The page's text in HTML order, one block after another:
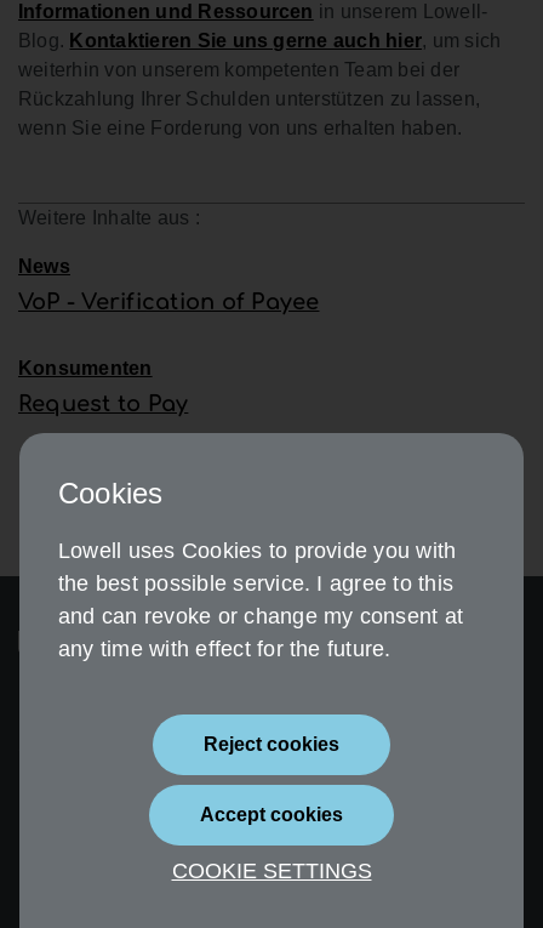
Informationen und Ressourcen in unserem Lowell-
Blog. Kontaktieren Sie uns gerne auch hier, um sich
weiterhin von unserem kompetenten Team bei der
Rückzahlung Ihrer Schulden unterstützen zu lassen,
wenn Sie eine Forderung von uns erhalten haben.
Weitere Inhalte aus :
News
VoP - Verification of Payee
Konsumenten
Request to Pay
Impressum
Erklärung zur
Cookies
Lowell uses Cookies to provide you with
the best possible service. I agree to this
and can revoke or change my consent at
any time with effect for the future.
Reject cookies
Accept cookies
COOKIE SETTINGS